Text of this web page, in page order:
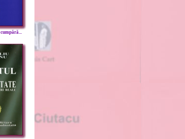
cumpără...